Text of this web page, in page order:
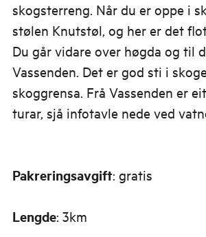
skogsterreng. Når du er oppe i
stølen Knutstøl, og her er det
Du går vidare over høgda og til
Vassenden. Det er god sti i
skoggrensa. Frå Vassenden er
turar, sjå infotavle nede ved
Pakreringsavgift: gratis
Lengde: 3km